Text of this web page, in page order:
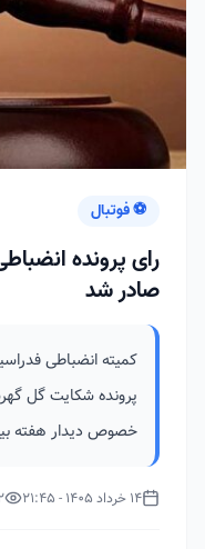
⚽ فوتبال
رای پرونده
صادر شد
کمیته انضباطی
پرونده شکایت گل‌
خصوص دیدار هفته
14 خرداد 1405 - 21:45